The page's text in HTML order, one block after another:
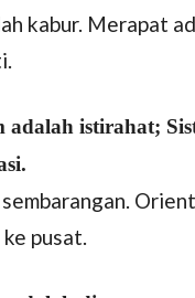
kabur. Merapat
adalah istirahat;
pusat.